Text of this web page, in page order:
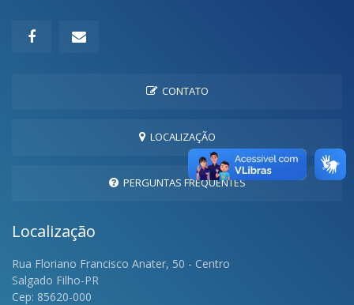
CONTATO
LOCALIZAÇÃO
PERGUNTAS FREQUENTES
Localização
Rua Floriano Francisco Anater, 50 - Centro
Salgado Filho-PR
Cep: 85620-000